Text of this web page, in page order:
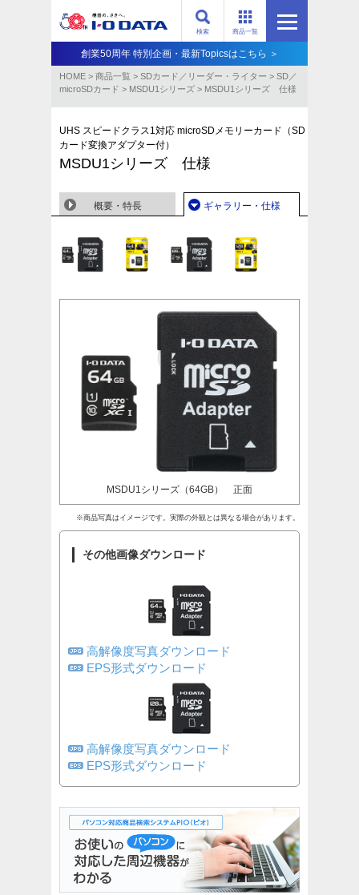
商品一覧
検索
創業50周年 特別企画・最新Topicsはこちら ＞
HOME > 商品一覧 > SDカード／リーダー・ライター > SD／
microSDカード > MSDU1シリーズ > MSDU1シリーズ 仕様
UHS スピードクラス1対応 microSDメモリーカード（SD
カード変換アダプター付）
MSDU1シリーズ 仕様
概要・特長 ギャラリー・仕様
MSDU1シリーズ（64GB） 正面
※商品写真はイメージです。実際の外観とは異なる場合があります。
その他画像ダウンロード
高解像度写真ダウンロード
EPS形式ダウンロード
高解像度写真ダウンロード
EPS形式ダウンロード